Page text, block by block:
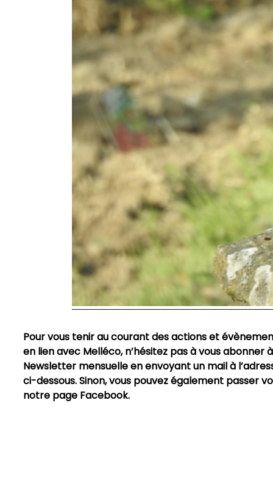
Pour vous tenir au courant des actions et
en lien avec Melléco, n’hésitez pas à vous abonner
Newsletter mensuelle en envoyant un mail à
ci-dessous. Sinon, vous pouvez également passer
notre page Facebook.